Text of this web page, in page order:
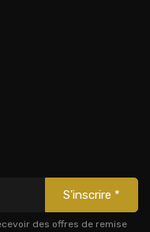
S'inscrire *
des offres de remise